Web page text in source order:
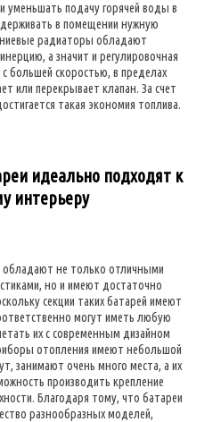
уменьшать подачу горячей воды в
в помещении нужную
радиаторы обладают
а значит и регулировочная
большей скоростью, в пределах
или перекрывает клапан. За счет
такая экономия топлива.
идеально подходят к
интерьеру
не только отличными
но и имеют достаточно
секции таких батарей имеют
могут иметь любую
их с современным дизайном
отопления имеют небольшой
занимают очень много места, а их
производить крепление
Благодаря тому, что батареи
разнообразных моделей,